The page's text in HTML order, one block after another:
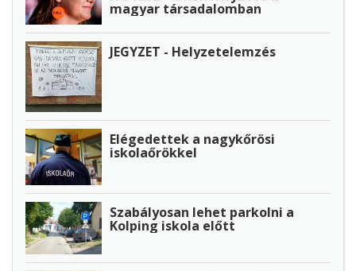
magyar társadalomban
JEGYZET - Helyzetelemzés
Elégedettek a nagykőrösi
iskolaőrökkel
Szabályosan lehet parkolni a
Kolping iskola előtt